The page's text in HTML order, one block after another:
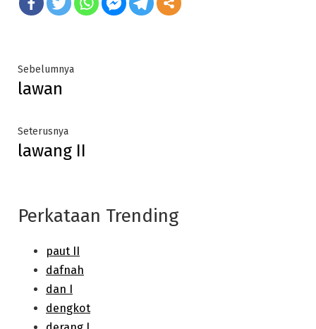
Post
navigation
SebelumnyaPrevious
lawan
SeterusnyaNext
post:
lawang II
Perkataan Trending